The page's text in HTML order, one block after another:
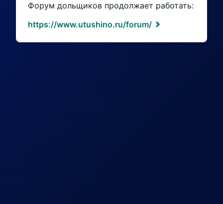
Форум дольщиков продолжает работать:
https://www.utushino.ru/forum/